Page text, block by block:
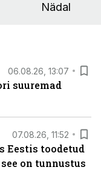
Nädal
06.08.26, 13:07
suuremad
07.08.26, 11:52
Eestis toodetud
on tunnustus